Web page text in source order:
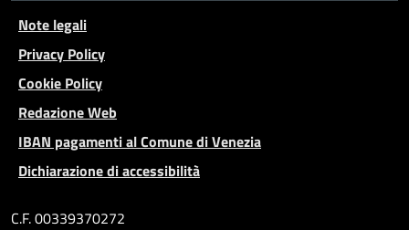
Note legali
Privacy Policy
Cookie Policy
Redazione Web
IBAN pagamenti al Comune di Venezia
Dichiarazione di accessibilità
C.F. 00339370272